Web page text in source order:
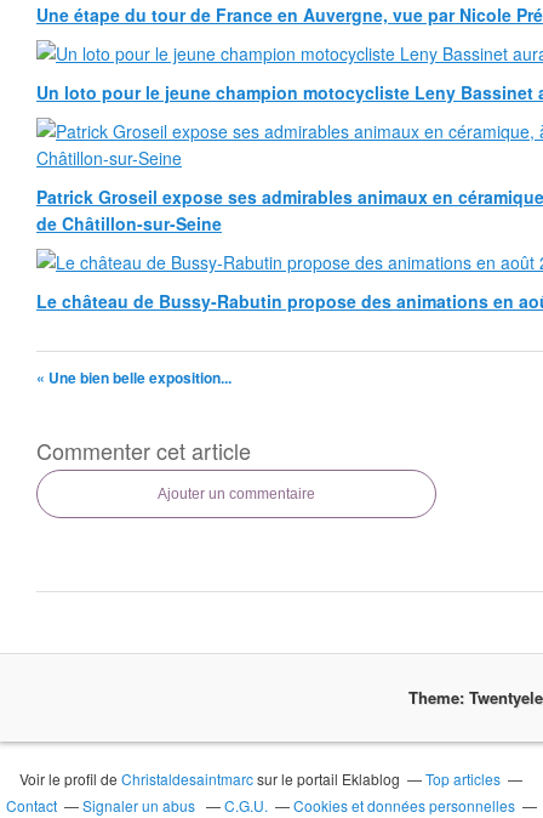
Une étape du tour de France en Auvergne, vue par Nicole
Un loto pour le jeune champion motocycliste Leny Bassinet
Patrick Groseil expose ses admirables animaux en
de Châtillon-sur-Seine
Le château de Bussy-Rabutin propose des animations en
« Une bien belle exposition...
Commenter cet article
Ajouter un commentaire
Theme:
Voir le profil deChristaldesaintmarcsur le portail Eklablog
Top articles
Contact
Signaler un abus C.G.U. Cookies et données personnelles